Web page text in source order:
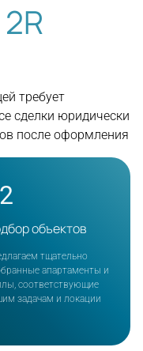
2R
требует
сделки юридически
после оформления
объектов
тщательно
апартаменты и
соответствующие
задачам и локации